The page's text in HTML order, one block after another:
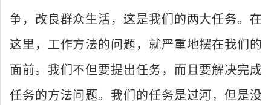
争，改良群众生活，这是我们的两大任务。在
这里，工作方法的问题，就严重地摆在我们的
面前。我们不但要提出任务，而且要解决完成
任务的方法问题。我们的任务是过河，但是没